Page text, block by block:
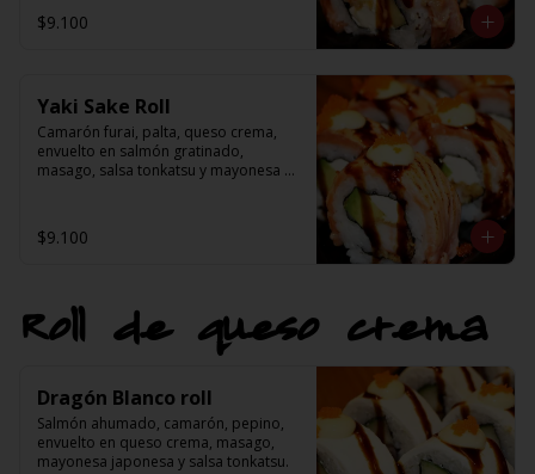
$9.100
Yaki Sake Roll
Camarón furai, palta, queso crema,
envuelto en salmón gratinado,
masago, salsa tonkatsu y mayonesa
$9.100
Roll de queso crema
Dragón Blanco roll
Salmón ahumado, camarón, pepino,
envuelto en queso crema, masago,
mayonesa japonesa y salsa tonkatsu.